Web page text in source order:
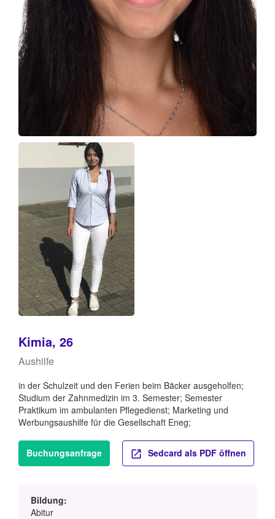
Kimia, 26
Aushilfe
in der Schulzeit und den Ferien beim Bäcker ausgeholfen;
Studium der Zahnmedizin im 3. Semester; Semester
Praktikum im ambulanten Pflegedienst; Marketing und
Werbungsaushilfe für die Gesellschaft Eneg;
Buchungsanfrage Sedcard als PDF öffnen
Bildung:
Abitur